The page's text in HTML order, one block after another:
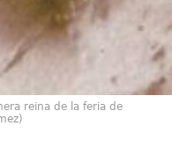
reina de la feria de